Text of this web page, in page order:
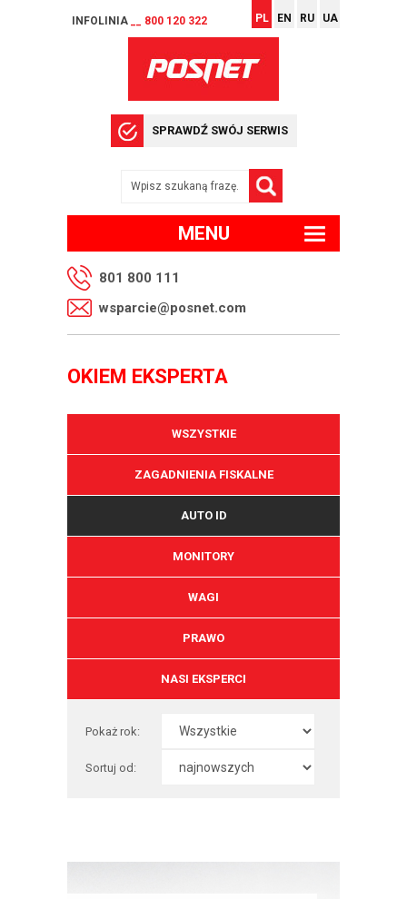
INFOLINIA __ 800 120 322 PL EN RU UA
SPRAWDŹ SWÓJ SERWIS
MENU
801 800 111
wsparcie@posnet.com
OKIEM EKSPERTA
WSZYSTKIE
ZAGADNIENIA FISKALNE
AUTO ID
MONITORY
WAGI
PRAWO
NASI EKSPERCI
Pokaż rok:
Sortuj od: